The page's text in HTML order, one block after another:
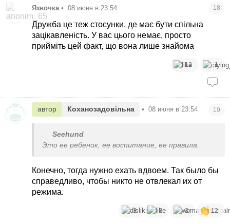
Язвочка • 08 июня в 23:54 18
Дружба це теж стосунки, де має бути спільна
зацікавленість. У вас цього немає, просто
прийміть цей факт, що вона лише знайома
12 1
автор Коханозадовільна • 08 июня в 23:54 19
Seehund
Это ее ребенок, ее воспитание, ее правила.
Конечно, тогда нужно ехать вдвоем. Так было бы
справедливо, чтобы никто не отвлекал их от
режима.
3 3 3 12